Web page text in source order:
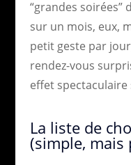
“grandes soirées”
sur un mois, eux,
petit geste par
rendez-vous
effet
La liste de
(simple, mais